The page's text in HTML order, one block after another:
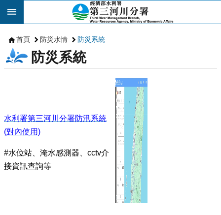
跳到主要內容區塊
首頁 防災水情 防災系統
防災系統
水利署第三河川分署防汛系統
(對內使用)
#水位站、淹水感測器、cctv介
接資訊查詢等